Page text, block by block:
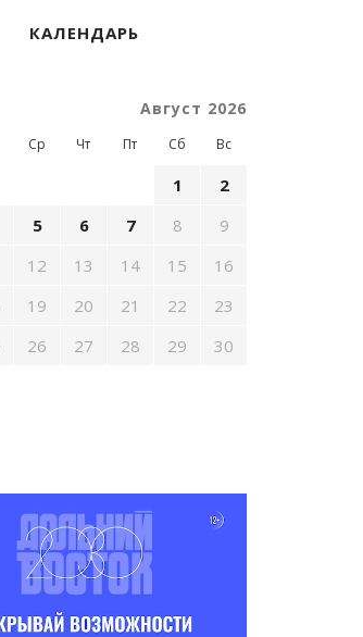
КАЛЕНДАРЬ
Август 2026
Ср Чт Пт Сб Вс
1
2
5 6 7 8
9
12 13 14 15
16
19 20 21 22
23
26 27 28 29
30